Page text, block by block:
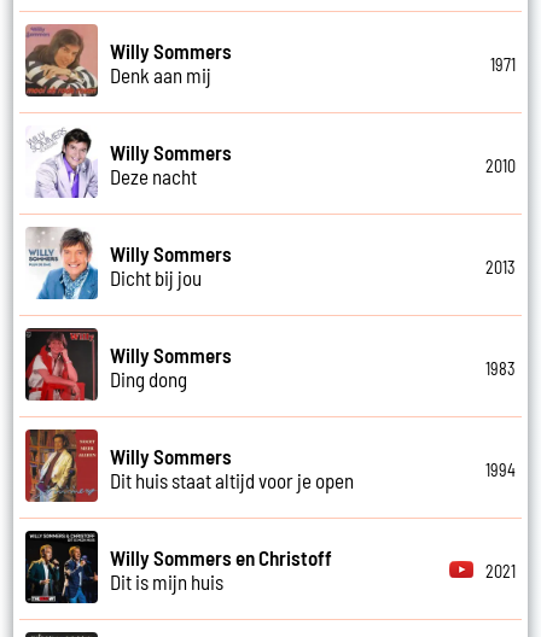
Willy Sommers
Denk aan mij
1971
Willy Sommers
Deze nacht
2010
Willy Sommers
Dicht bij jou
2013
Willy Sommers
Ding dong
1983
Willy Sommers
Dit huis staat altijd voor je open
1994
Willy Sommers en Christoff
Dit is mijn huis
2021